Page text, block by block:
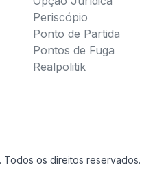
Periscópio
Ponto de Partida
Pontos de Fuga
Realpolitik
Todos os direitos reservados.